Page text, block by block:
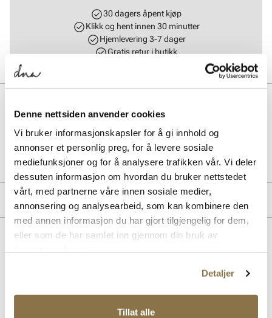
Denne nettsiden anvender cookies
Vi bruker informasjonskapsler for å gi innhold og
annonser et personlig preg, for å levere sosiale
mediefunksjoner og for å analysere trafikken vår. Vi deler
dessuten informasjon om hvordan du bruker nettstedet
vårt, med partnerne våre innen sosiale medier,
annonsering og analysearbeid, som kan kombinere den
med annen informasjon du har gjort tilgjengelig for dem,
eller som de har samlet inn gjennom din bruk av
Detaljer
Tillat alle
30 dagers åpent kjøp
Klikk og hent innen 30 minutter
Hjemlevering 3-7 dager
Gratis retur i butikk
Art. nr.35367405
Lev. art. nrHQ7901
MERKE